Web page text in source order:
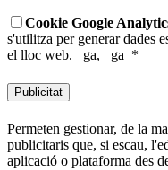
Cookie Google
s'utilitza per generar dades
el lloc web.
_ga, _ga_*
Publicitat
Permeten gestionar, de la
publicitaris que, si escau,
aplicació o plataforma des